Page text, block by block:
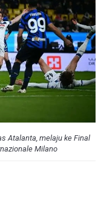
Atalanta, melaju ke Final
Milano